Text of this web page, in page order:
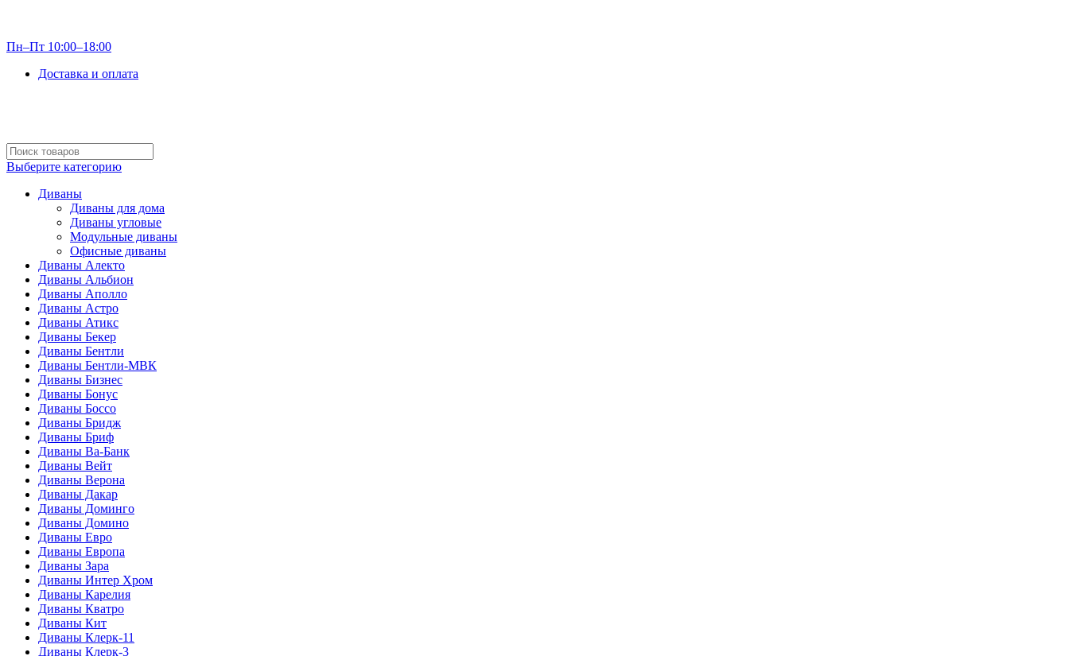
Пн–Пт 10:00–18:00
Доставка и оплата
Выберите категорию
Диваны
Диваны для дома
Диваны угловые
Модульные диваны
Офисные диваны
Диваны Алекто
Диваны Альбион
Диваны Аполло
Диваны Астро
Диваны Атикс
Диваны Бекер
Диваны Бентли
Диваны Бентли-МВК
Диваны Бизнес
Диваны Бонус
Диваны Боссо
Диваны Бридж
Диваны Бриф
Диваны Ва-Банк
Диваны Вейт
Диваны Верона
Диваны Дакар
Диваны Доминго
Диваны Домино
Диваны Евро
Диваны Европа
Диваны Зара
Диваны Интер Хром
Диваны Карелия
Диваны Кватро
Диваны Кит
Диваны Клерк-11
Диваны Клерк-3